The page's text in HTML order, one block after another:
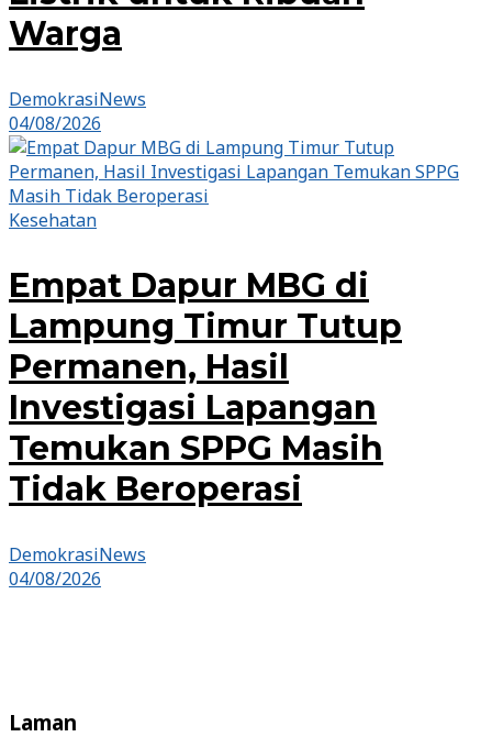
Warga
DemokrasiNews
04/08/2026
Kesehatan
Empat Dapur MBG di
Lampung Timur Tutup
Permanen, Hasil
Investigasi Lapangan
Temukan SPPG Masih
Tidak Beroperasi
DemokrasiNews
04/08/2026
Laman